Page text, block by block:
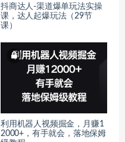
抖商达人-渠道爆单玩法实操
课，达人起爆玩法（29节
课）
利用机器人视频掘金，月赚1
2000+，有手就会，落地保姆